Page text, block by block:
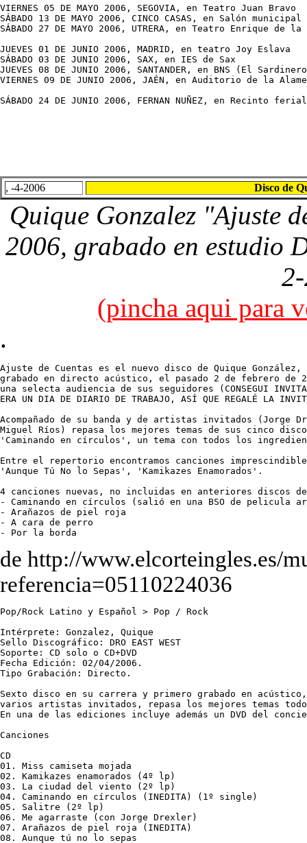
VIERNES 05 DE MAYO 2006, SEGOVIA, en Teatro Juan Bravo
SÁBADO 13 DE MAYO 2006, CINCO CASAS, en Salón municipal
SÁBADO 27 DE MAYO 2006, UTRERA, en Teatro Enrique de
JUEVES 01 DE JUNIO 2006, MADRID, en teatro Joy Eslava
SÁBADO 03 DE JUNIO 2006, SAX, en IES de Sax
JUEVES 08 DE JUNIO 2006, SANTANDER, en BNS (El
VIERNES 09 DE JUNIO 2006, JAÉN, en Auditorio de la
SÁBADO 24 DE JUNIO 2006, FERNAN NUÑEZ, en Recinto
, -4-2006 Disco de
Quique Gonzalez "Ajuste
2006, grabado en estudio
(pincha aqui para
.
Ajuste de Cuentas es el nuevo disco de Quique
grabado en directo acústico, el pasado 2 de febrero de
una selecta audiencia de sus seguidores (CONSEGUI
ERA UN DIA DE DIARIO DE TRABAJO, ASÍ QUE REGALÉ LA
Acompañado de su banda y de artistas invitados (Jorge
Miguel Ríos) repasa los mejores temas de sus cinco
'Caminando en círculos', un tema con todos los
Entre el repertorio encontramos canciones
'Aunque Tú No lo Sepas', 'Kamikazes Enamorados'.
4 canciones nuevas, no incluidas en anteriores discos
- Caminando en círculos (salió en una BSO de pelicula
- Arañazos de piel roja
- A cara de perro
- Por la borda
de http://www.elcorteingles.es/
referencia=05110224036
Pop/Rock Latino y Español > Pop / Rock
Intérprete: Gonzalez, Quique
Sello Discográfico: DRO EAST WEST
Soporte: CD solo o CD+DVD
Fecha Edición: 02/04/2006.
Tipo Grabación: Directo.
Sexto disco en su carrera y primero grabado en
varios artistas invitados, repasa los mejores temas
En una de las ediciones incluye además un DVD del
Canciones
CD
01. Miss camiseta mojada
02. Kamikazes enamorados (4º lp)
03. La ciudad del viento (2º lp)
04. Caminando en círculos (INEDITA) (1º single)
05. Salitre (2º lp)
06. Me agarraste (con Jorge Drexler)
07. Arañazos de piel roja (INEDITA)
08. Aunque tú no lo sepas